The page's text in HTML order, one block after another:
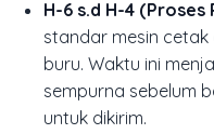
H-6 s.d H-4 (Proses
standar mesin
buru. Waktu ini
sempurna sebelum
untuk dikirim.